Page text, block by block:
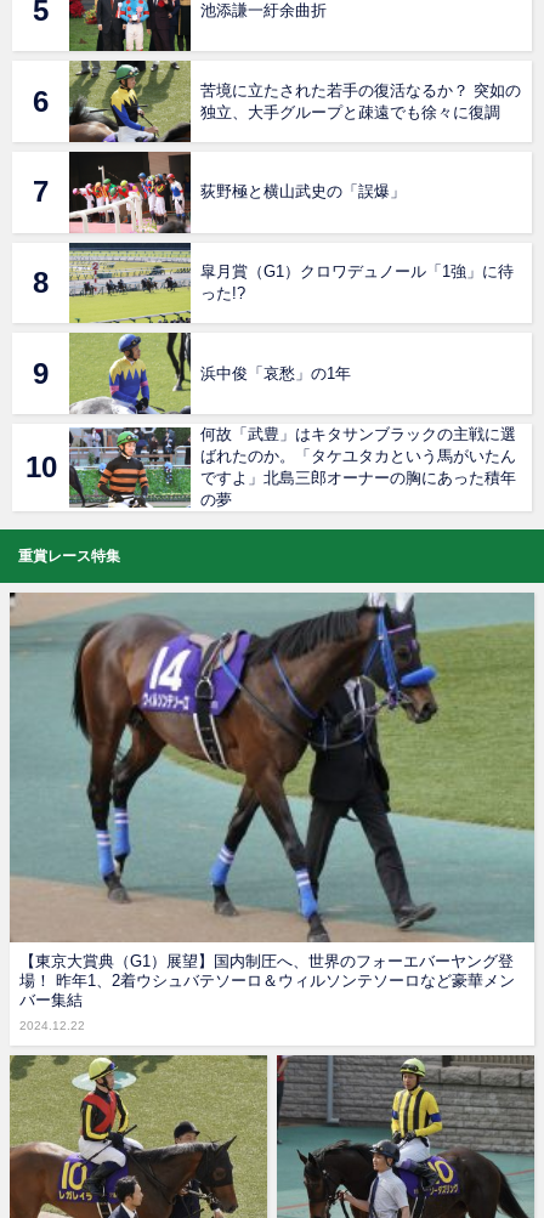
池添謙一紆余曲折
苦境に立たされた若手の復活なるか？ 突如の
独立、大手グループと疎遠でも徐々に復調
荻野極と横山武史の「誤爆」
皐月賞（G1）クロワデュノール「1強」に待
った!?
浜中俊「哀愁」の1年
何故「武豊」はキタサンブラックの主戦に選
ばれたのか。「タケユタカという馬がいたん
ですよ」北島三郎オーナーの胸にあった積年
の夢
重賞レース特集
【東京大賞典（G1）展望】国内制圧へ、世界のフォーエバーヤング登
場！ 昨年1、2着ウシュバテソーロ＆ウィルソンテソーロなど豪華メン
バー集結
2024.12.22